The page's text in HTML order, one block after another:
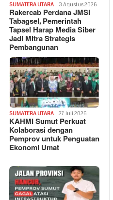
SUMATERA UTARA 3 Agustus 2026
Rakercab Perdana JMSI
Tabagsel, Pemerintah
Tapsel Harap Media Siber
Jadi Mitra Strategis
Pembangunan
SUMATERA UTARA 27 Juli 2026
KAHMI Sumut Perkuat
Kolaborasi dengan
Pemprov untuk Penguatan
Ekonomi Umat